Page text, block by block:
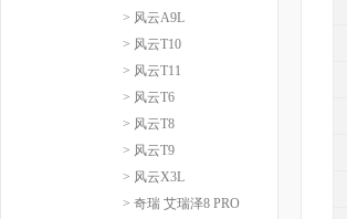
> 风云A9L
> 风云T10
> 风云T11
> 风云T6
> 风云T8
> 风云T9
> 风云X3L
> 奇瑞 艾瑞泽8 PRO